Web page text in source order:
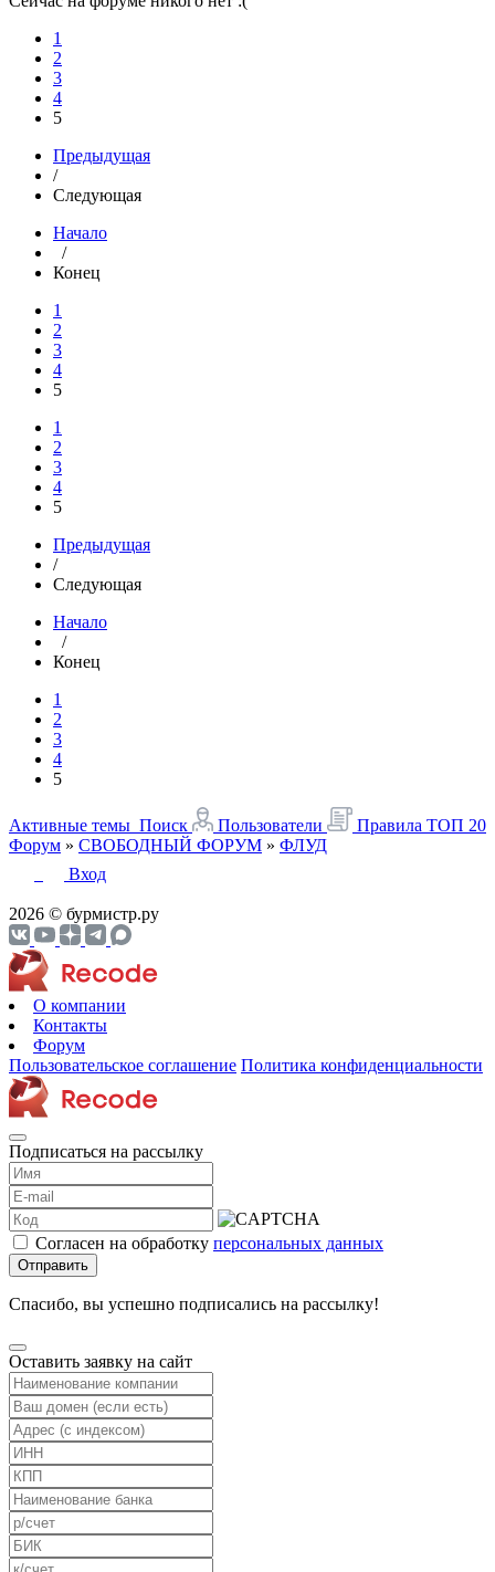
1
2
3
4
5
Предыдущая
/
Следующая
Начало
/
Конец
1
2
3
4
5
1
2
3
4
5
Предыдущая
/
Следующая
Начало
/
Конец
1
2
3
4
5
Активные темы Поиск Пользователи Правила ТОП 20
Форум » СВОБОДНЫЙ ФОРУМ » ФЛУД
Вход
2026 © бурмистр.ру
О компании
Контакты
Форум
Пользовательское соглашение Политика конфиденциальности
Подписаться на рассылку
Согласен на обработку персональных данных
Отправить
Спасибо, вы успешно подписались на рассылку!
Оставить заявку на сайт